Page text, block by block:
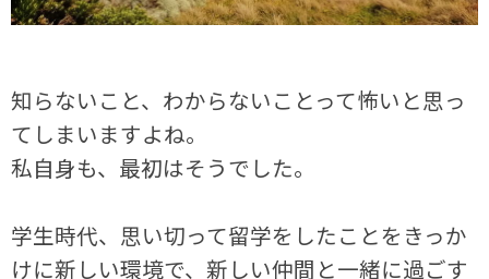
知らないこと、わからないことって怖いと思っ
てしまいますよね。
私自身も、最初はそうでした。
学生時代、思い切って留学をしたことをきっか
けに新しい環境で、新しい仲間と一緒に過ごす